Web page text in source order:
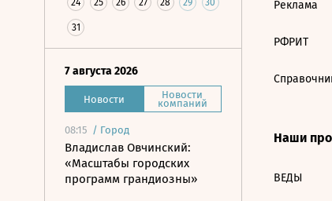
24 25 26 27 28 29 30
31
7 августа 2026
Новости Новости
компаний
08:15 / Город
Владислав Овчинский:
«Масштабы городских
программ грандиозны»
Реклама
РФРИТ
Наши
ВЕДЫ